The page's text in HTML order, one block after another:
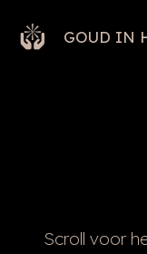
GOUD IN
Scroll voor